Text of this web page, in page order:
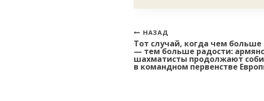
Навигация
по
записям
НАЗАД
Тот случай, когда чем больше
— тем больше радости:
шахматисты продолжают
в командном первенстве